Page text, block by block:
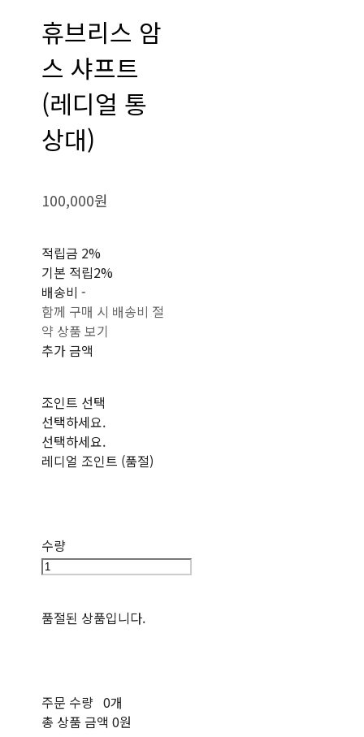
휴브리스 암
스 샤프트
(레디얼 통
상대)
100,000원
적립금 2%
기본 적립2%
배송비-
함께 구매 시 배송비 절
약 상품 보기
추가 금액
조인트 선택
선택하세요.
선택하세요.
레디얼 조인트 (품절)
수량
품절된 상품입니다.
주문 수량 0개
총 상품 금액 0원